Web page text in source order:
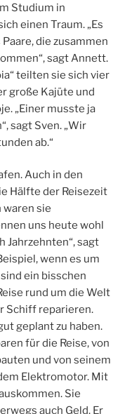
Studium in
einen Traum. „Es
die zusammen
sagt Annett.
teilten sie sich vier
große Kajüte und
„Einer musste ja
sagt Sven. „Wir
ab.“
Auch in den
Hälfte der Reisezeit
waren sie
uns heute wohl
Jahrzehnten“, sagt
wenn es um
ein bisschen
rund um die Welt
Schiff reparieren.
geplant zu haben.
für die Reise, von
und von seinem
Elektromotor. Mit
Sie
auch Geld. Er